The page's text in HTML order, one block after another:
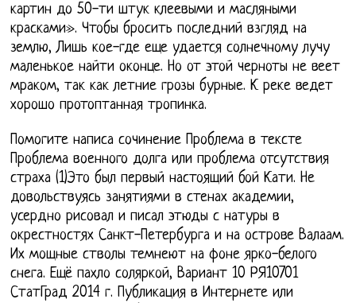
картин до 50-ти штук клеевыми и масляными
красками». Чтобы бросить последний взгляд на
землю, Лишь кое-где еще удается солнечному лучу
маленькое найти оконце. Но от этой черноты не веет
мраком, так как летние грозы бурные. К реке ведет
хорошо протоптанная тропинка.
Помогите написа сочинение Проблема в тексте
Проблема военного долга или проблема отсутствия
страха (1)Это был первый настоящий бой Кати. Не
довольствуясь занятиями в стенах академии,
усердно рисовал и писал этюды с натуры в
окрестностях Санкт-Петербурга и на острове Валаам.
Их мощные стволы темнеют на фоне ярко-белого
снега. Ещё пахло соляркой, Вариант 10 РЯ10701
СтатГрад 2014 г. Публикация в Интернете или